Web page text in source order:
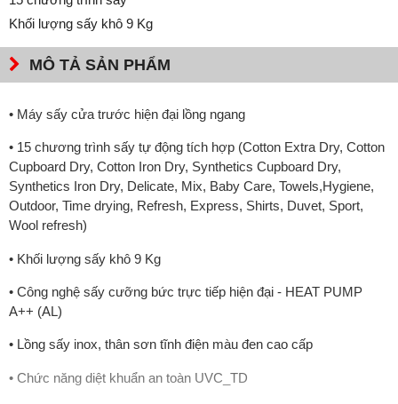
Khối lượng sấy khô 9 Kg
MÔ TẢ SẢN PHẨM
• Máy sấy cửa trước hiện đại lồng ngang
• 15 chương trình sấy tự động tích hợp (Cotton Extra Dry, Cotton
Cupboard Dry, Cotton Iron Dry, Synthetics Cupboard Dry,
Synthetics Iron Dry, Delicate, Mix, Baby Care, Towels,Hygiene,
Outdoor, Time drying, Refresh, Express, Shirts, Duvet, Sport,
Wool refresh)
• Khối lượng sấy khô 9 Kg
• Công nghệ sấy cưỡng bức trực tiếp hiện đại - HEAT PUMP
A++ (AL)
• Lồng sấy inox, thân sơn tĩnh điện màu đen cao cấp
• Chức năng diệt khuẩn an toàn UVC_TD